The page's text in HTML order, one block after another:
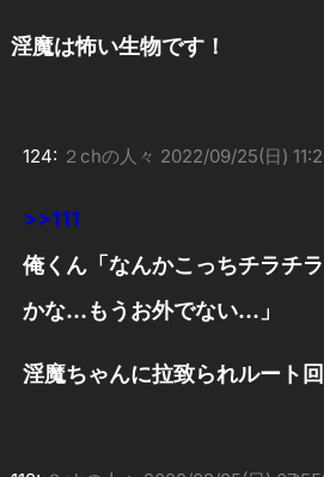
淫魔は怖い生物です！
124: ２chの人々 2022/09/25(日)
>>111
俺くん「なんかこっちチラチ
かな…もうお外でない…」
淫魔ちゃんに拉致られルート